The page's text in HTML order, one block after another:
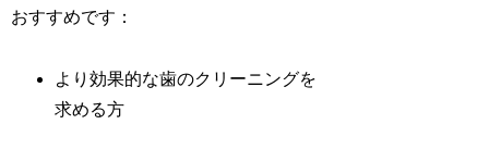
おすすめです：
より効果的な歯のクリーニングを
求める方